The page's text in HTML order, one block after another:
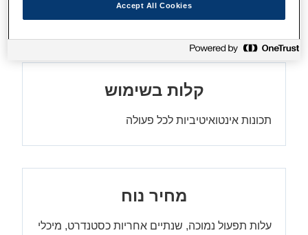
‏קלות בשימוש
תכונות אינטואיטיביות לכל פעולה
מחיר נוח
עלות תפעול נמוכה, שנתיים אחריות כסטנדרט, מיכלי
Accept All Cookies